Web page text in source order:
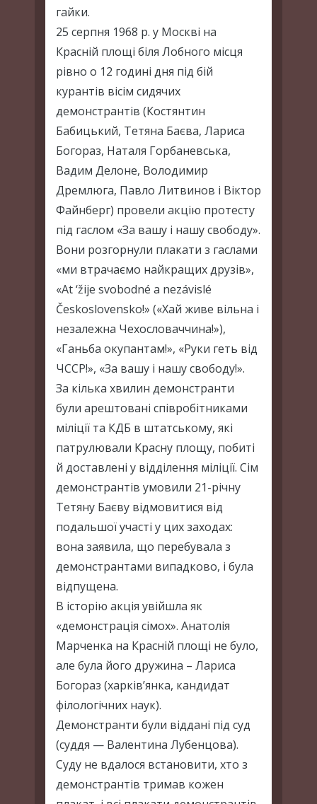
гайки.
25 серпня 1968 р. у Москві на
Красній площі біля Лобного місця
рівно о 12 годині дня під бій
курантів вісім сидячих
демонстрантів (Костянтин
Бабицький, Тетяна Баєва, Лариса
Богораз, Наталя Горбаневська,
Вадим Делоне, Володимир
Дремлюга, Павло Литвинов і Віктор
Файнберг) провели акцію протесту
під гаслом «За вашу і нашу свободу».
Вони розгорнули плакати з гаслами
«ми втрачаємо найкращих друзів»,
«At ‘žije svobodné a nezávislé
Československo!» («Хай живе вільна і
незалежна Чехословаччина!»),
«Ганьба окупантам!», «Руки геть від
ЧССР!», «За вашу і нашу свободу!».
За кілька хвилин демонстранти
були арештовані співробітниками
міліції та КДБ в штатському, які
патрулювали Красну площу, побиті
й доставлені у відділення міліції. Сім
демонстрантів умовили 21-річну
Тетяну Баєву відмовитися від
подальшої участі у цих заходах:
вона заявила, що перебувала з
демонстрантами випадково, і була
відпущена.
В історію акція увійшла як
«демонстрація сімох». Анатолія
Марченка на Красній площі не було,
але була його дружина – Лариса
Богораз (харків’янка, кандидат
філологічних наук).
Демонстранти були віддані під суд
(суддя — Валентина Лубенцова).
Суду не вдалося встановити, хто з
демонстрантів тримав кожен